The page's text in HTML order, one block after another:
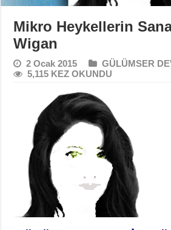
Mikro Heykellerin
Wigan
2 Ocak 2015
GÜLÜMSER
5,115 KEZ OKUNDU